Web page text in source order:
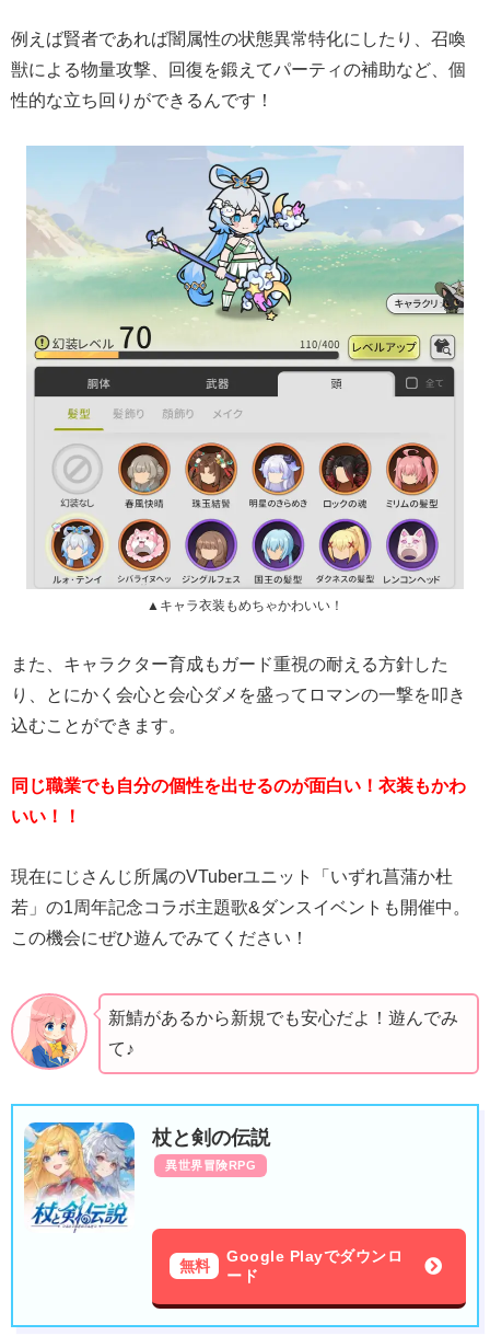
例えば賢者であれば闇属性の状態異常特化にしたり、召喚
獣による物量攻撃、回復を鍛えてパーティの補助など、個
性的な立ち回りができるんです！
▲キャラ衣装もめちゃかわいい！
また、キャラクター育成もガード重視の耐える方針した
り、とにかく会心と会心ダメを盛ってロマンの一撃を叩き
込むことができます。
同じ職業でも自分の個性を出せるのが面白い！衣装もかわ
いい！！
現在にじさんじ所属のVTuberユニット「いずれ菖蒲か杜
若」の1周年記念コラボ主題歌&ダンスイベントも開催中。
この機会にぜひ遊んでみてください！
新鯖があるから新規でも安心だよ！遊んでみ
て♪
杖と剣の伝説
異世界冒険RPG
無料
Google Playでダウンロ
ード